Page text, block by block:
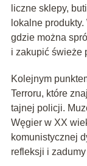
liczne sklepy,
lokalne
gdzie można
i zakupić świeże
Kolejnym
Terroru, które
tajnej policji.
Węgier w XX
komunistycznej
refleksji i